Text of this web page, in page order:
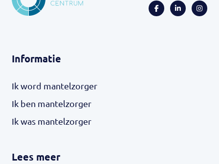
Informatie
Ik word mantelzorger
Ik ben mantelzorger
Ik was mantelzorger
Lees meer